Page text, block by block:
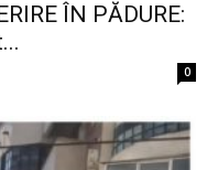
ÎN PĂDURE:
0